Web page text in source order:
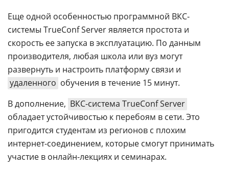
Еще одной особенностью программной ВКС-
системы TrueConf Server является простота и
скорость ее запуска в эксплуатацию. По данным
производителя, любая школа или вуз могут
развернуть и настроить платформу связи и
удаленного обучения в течение 15 минут.
В дополнение, ВКС-система TrueConf Server
обладает устойчивостью к перебоям в сети. Это
пригодится студентам из регионов с плохим
интернет-соединением, которые смогут принимать
участие в онлайн-лекциях и семинарах.